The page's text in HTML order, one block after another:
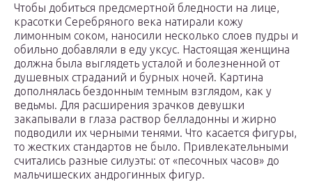
Чтобы добиться предсмертной бледности на лице,
красотки Серебряного века натирали кожу
лимонным соком, наносили несколько слоев пудры и
обильно добавляли в еду уксус. Настоящая женщина
должна была выглядеть усталой и болезненной от
душевных страданий и бурных ночей. Картина
дополнялась бездонным темным взглядом, как у
ведьмы. Для расширения зрачков девушки
закапывали в глаза раствор белладонны и жирно
подводили их черными тенями. Что касается фигуры,
то жестких стандартов не было. Привлекательными
считались разные силуэты: от «песочных часов» до
мальчишеских андрогинных фигур.